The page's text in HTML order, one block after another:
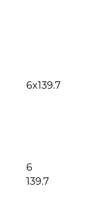
6x139.7
6
139.7